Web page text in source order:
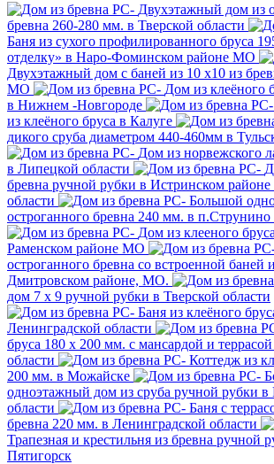
Двухэтажный дом из
бревна 260-280 мм. в Тверской области
Баня из сухого профилированного бруса
отделку» в Наро-Фоминском районе МО
Двухэтажный дом с баней из 10 х10 из
МО
Дом из клеёного
в Нижнем -Новгороде
из клеёного бруса в Калуге
дикого сруба диаметром 440-460мм в
Дом из норвежского
в Липецкой области
бревна ручной рубки в Истринском
области
Большой
остроганного бревна 240 мм. в
Дом из клееного
Раменском районе МО
остроганного бревна со встроенной баней
Дмитровском районе, МО.
дом 7 х 9 ручной рубки в Тверской области
Баня из клеёного
Ленинградской области
бруса 180 х 200 мм. с мансардой и
области
Коттедж из
200 мм. в Можайске
одноэтажный дом из сруба ручной рубки в
области
Баня с
бревна 220 мм. в Ленинградской области
Трапезная и крестильня из бревна ручной
Пятигорск